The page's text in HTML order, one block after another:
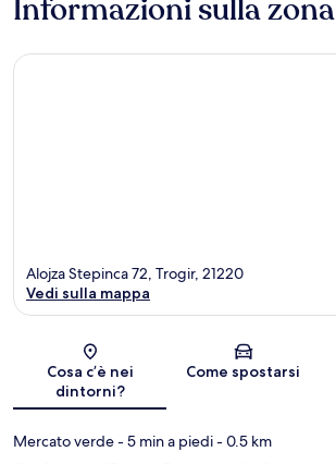
Informazioni sulla zona
Mappa
Alojza Stepinca 72, Trogir, 21220
Vedi sulla mappa
Cosa c’è nei
dintorni?
Come spostarsi
Mercato verde- 5 min a piedi- 0.5 km